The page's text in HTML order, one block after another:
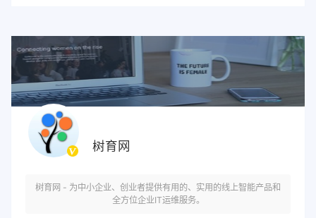
树育网
树育网 - 为中小企业、创业者提供有用的、实用的线上智能产品和
全方位企业IT运维服务。